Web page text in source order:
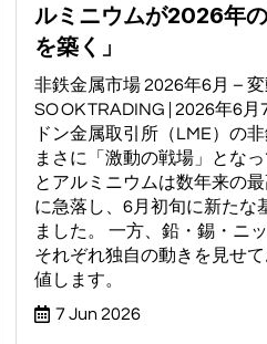
ルミニウムが2026年
を築く」
非鉄金属市場 2026年6月 – 変
SO OK TRADING | 2026年6
ドン金属取引所（LME）の
まさに「激動の戦場」とな
とアルミニウムは数年来の
に急落し、6月初旬に新たな
ました。 一方、鉛・錫・ニ
それぞれ独自の動きを見せ
値します。
7 Jun 2026